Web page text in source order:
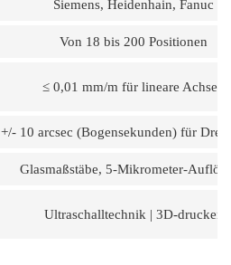
Siemens, Heidenhain, Fanuc
Von 18 bis 200 Positionen
≤ 0,01 mm/m für lineare Achsen
+/- 10 arcsec (Bogensekunden) für
Glasmaßstäbe, 5-Mikrometer-
Ultraschalltechnik | 3D-drucken